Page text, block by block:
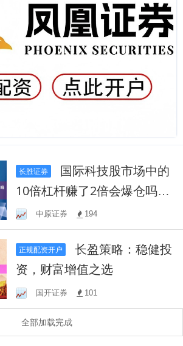
长胜证券
10倍杠杆赚了2倍会爆仓吗资
产相关性分析从
中原证券 194
正规配资开户
长盈策略：稳健投
资，财富增值之选
国开证券 101
全部加载完成